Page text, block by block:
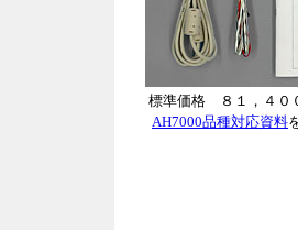
標準価格 ８１，４０
AH7000品種対応資料